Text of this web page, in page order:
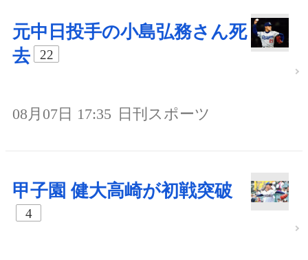
元中日投手の小島弘務さん死
去
22
08月07日 17:35 日刊スポーツ
甲子園 健大高崎が初戦突破
4